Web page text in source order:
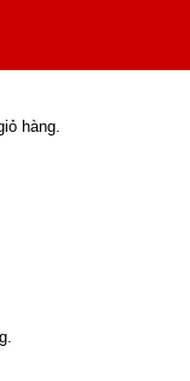
hàng.